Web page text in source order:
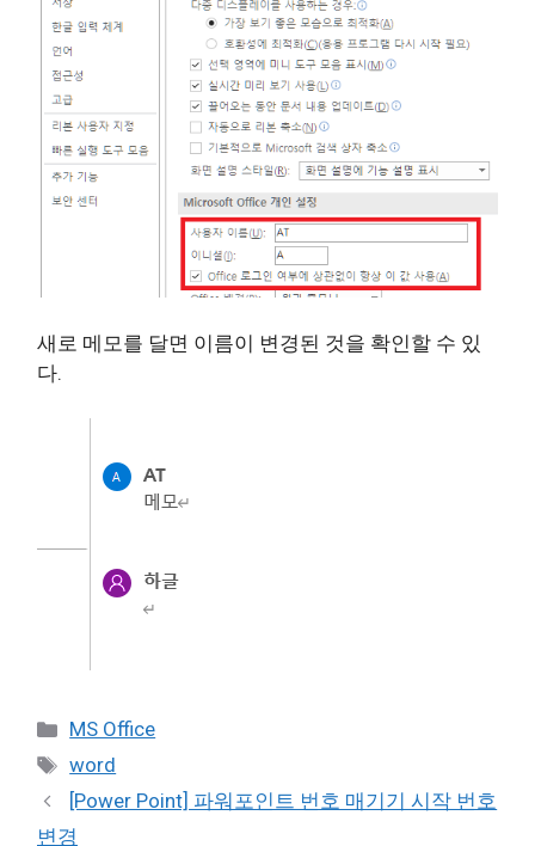
새로 메모를 달면 이름이 변경된 것을 확인할 수 있
다.
Categories
MS Office
Tags
word
[Power Point] 파워포인트 번호 매기기 시작 번호
변경